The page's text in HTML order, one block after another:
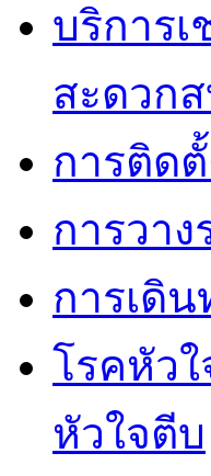
บริการ
สะดวก
การติด
การวา
การเดิ
โรคหัว
หัวใจตีบ